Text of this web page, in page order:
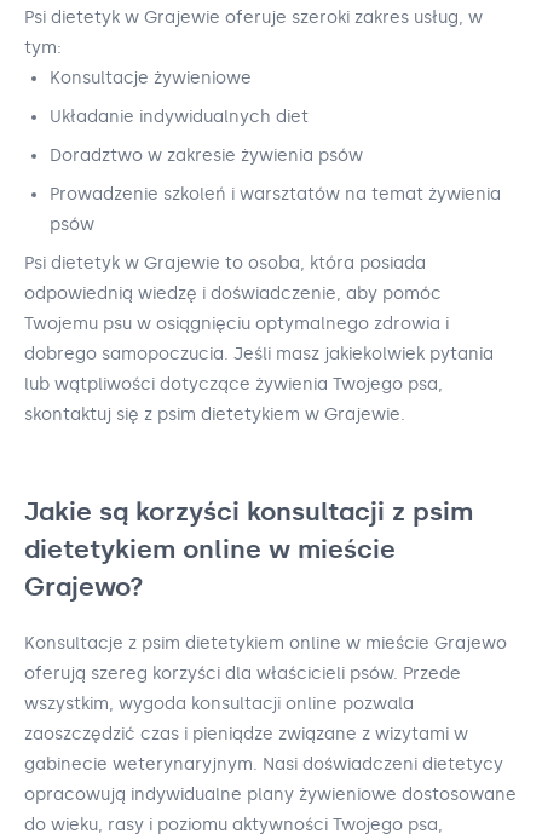
Psi dietetyk w Grajewie oferuje szeroki zakres usług, w
tym:
Konsultacje żywieniowe
Układanie indywidualnych diet
Doradztwo w zakresie żywienia psów
Prowadzenie szkoleń i warsztatów na temat żywienia
psów
Psi dietetyk w Grajewie to osoba, która posiada
odpowiednią wiedzę i doświadczenie, aby pomóc
Twojemu psu w osiągnięciu optymalnego zdrowia i
dobrego samopoczucia. Jeśli masz jakiekolwiek pytania
lub wątpliwości dotyczące żywienia Twojego psa,
skontaktuj się z psim dietetykiem w Grajewie.
Jakie są korzyści konsultacji z psim
dietetykiem online w mieście
Grajewo?
Konsultacje z psim dietetykiem online w mieście Grajewo
oferują szereg korzyści dla właścicieli psów. Przede
wszystkim, wygoda konsultacji online pozwala
zaoszczędzić czas i pieniądze związane z wizytami w
gabinecie weterynaryjnym. Nasi doświadczeni dietetycy
opracowują indywidualne plany żywieniowe dostosowane
do wieku, rasy i poziomu aktywności Twojego psa,